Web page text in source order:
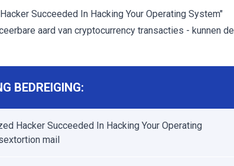
Succeeded In Hacking Your Operating System"
aard van cryptocurrency transacties - kunnen de
BEDREIGING:
Hacker Succeeded In Hacking Your Operating
mail